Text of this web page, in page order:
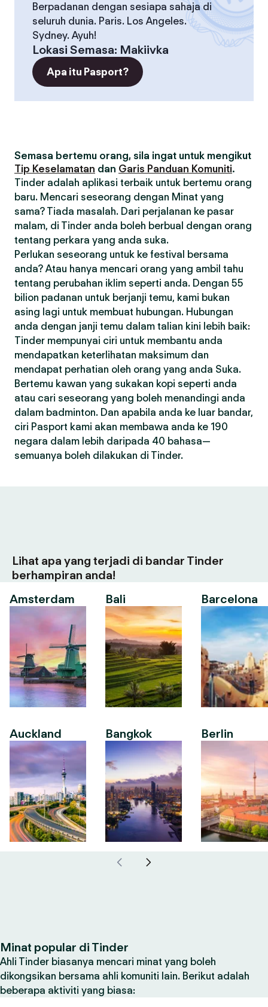
Berpadanan dengan sesiapa sahaja di
seluruh dunia. Paris. Los Angeles.
Sydney. Ayuh!
Lokasi Semasa: Makiivka
Apa itu Pasport?
Semasa bertemu orang, sila ingat untuk mengikut
Tip Keselamatan dan Garis Panduan Komuniti.
Tinder adalah aplikasi terbaik untuk bertemu orang
baru. Mencari seseorang dengan Minat yang
sama? Tiada masalah. Dari perjalanan ke pasar
malam, di Tinder anda boleh berbual dengan orang
tentang perkara yang anda suka.
Perlukan seseorang untuk ke festival bersama
anda? Atau hanya mencari orang yang ambil tahu
tentang perubahan iklim seperti anda. Dengan 55
bilion padanan untuk berjanji temu, kami bukan
asing lagi untuk membuat hubungan. Hubungan
anda dengan janji temu dalam talian kini lebih baik:
Tinder mempunyai ciri untuk membantu anda
mendapatkan keterlihatan maksimum dan
mendapat perhatian oleh orang yang anda Suka.
Bertemu kawan yang sukakan kopi seperti anda
atau cari seseorang yang boleh menandingi anda
dalam badminton. Dan apabila anda ke luar bandar,
ciri Pasport kami akan membawa anda ke 190
negara dalam lebih daripada 40 bahasa—
semuanya boleh dilakukan di Tinder.
Lihat apa yang terjadi di bandar Tinder
berhampiran anda!
Amsterdam
Auckland
Bali
Bangkok
Barcelona
Berlin
Minat popular di Tinder
Ahli Tinder biasanya mencari minat yang boleh
dikongsikan bersama ahli komuniti lain. Berikut adalah
beberapa aktiviti yang biasa: